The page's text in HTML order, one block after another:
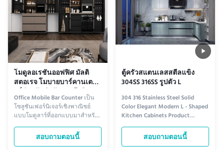
โมดูลอเรชั่นออฟฟิศ มัลติ
สตอเรจ โมบายบาร์คานเต
อร์สําหรับสํานักงานผู้บริหาร
Office Mobile Bar Counter เป็น
โซลูชันเฟอร์นิเจอร์เชิงพาณิชย์
แบบโมดูลาร์ที่ออกแบบมาสำหรับ
สำนักงานผู้บริหาร ห้องรับรองธุรกิจ
และสถานที่ทำงานสมัยใหม่ ด้วย
การผสานรวมการเตรียมเครื่องดื่ม
สอบถามตอนนี้
ตู้ครัวสแตนเลสสตีลแข็ง
304SS 316SS รูปตัว L
304 316 Stainless Steel Solid
Color Elegant Modern L - Shaped
Kitchen Cabinets Product
information Sleek and Durable
Design Crafted from premium
304 or 316 stainless steel, these
สอบถามตอนนี้